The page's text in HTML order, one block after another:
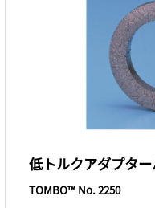
低トルクアダプタ
TOMBO™ No. 2250